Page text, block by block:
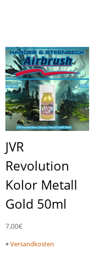
JVR
Revolution
Kolor Metall
Gold 50ml
7,00€
+Versandkosten